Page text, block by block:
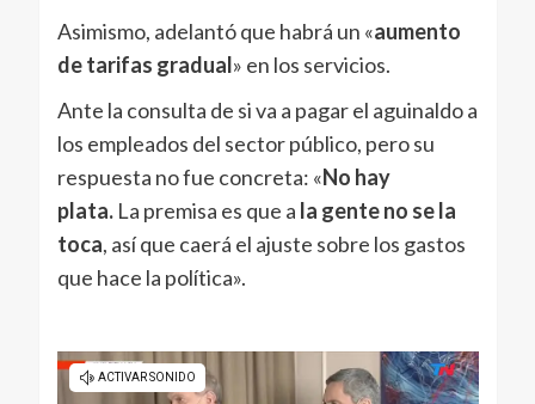
Asimismo, adelantó que habrá un «aumento
de tarifas gradual» en los servicios.
Ante la consulta de si va a pagar el aguinaldo a
los empleados del sector público, pero su
respuesta no fue concreta: «No hay
plata. La premisa es que a la gente no se la
toca, así que caerá el ajuste sobre los gastos
que hace la política».